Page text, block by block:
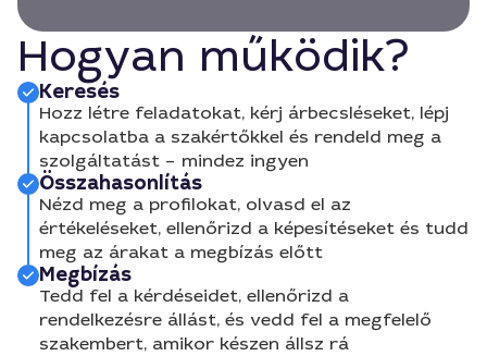
Hogyan működik?
Keresés
Hozz létre feladatokat, kérj árbecsléseket, lépj
kapcsolatba a szakértőkkel és rendeld meg a
szolgáltatást – mindez ingyen
Összahasonlítás
Nézd meg a profilokat, olvasd el az
értékeléseket, ellenőrizd a képesítéseket és tudd
meg az árakat a megbízás előtt
Megbízás
Tedd fel a kérdéseidet, ellenőrizd a
rendelkezésre állást, és vedd fel a megfelelő
szakembert, amikor készen állsz rá